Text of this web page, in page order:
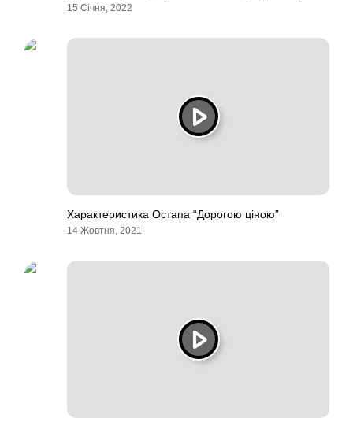
15 Січня, 2022
Характеристика Остапа “Дорогою ціною”
14 Жовтня, 2021